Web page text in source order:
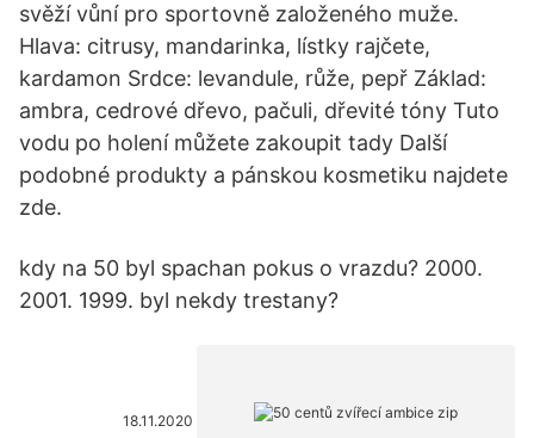
svěží vůní pro sportovně založeného muže.
Hlava: citrusy, mandarinka, lístky rajčete,
kardamon Srdce: levandule, růže, pepř Základ:
ambra, cedrové dřevo, pačuli, dřevité tóny Tuto
vodu po holení můžete zakoupit tady Další
podobné produkty a pánskou kosmetiku najdete
zde.
kdy na 50 byl spachan pokus o vrazdu? 2000.
2001. 1999. byl nekdy trestany?
18.11.2020